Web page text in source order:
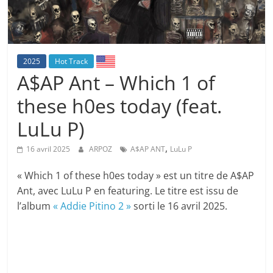
2025 Hot Track
A$AP Ant – Which 1 of
these h0es today (feat.
LuLu P)
16 avril 2025 ARPOZ A$AP ANT, LuLu P
« Which 1 of these h0es today » est un titre de A$AP
Ant, avec LuLu P en featuring. Le titre est issu de
l’album« Addie Pitino 2 »sorti le 16 avril 2025.